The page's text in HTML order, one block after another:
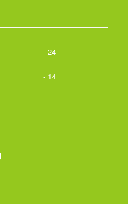
- 24
- 14